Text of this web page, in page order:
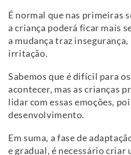
É normal que nas primeiras
a criança poderá ficar mais
a mudança traz
irritação.
Sabemos que é difícil para
acontecer, mas as crianças
lidar com essas emoções,
desenvolvimento.
Em suma, a fase de
e gradual, é necessário criar